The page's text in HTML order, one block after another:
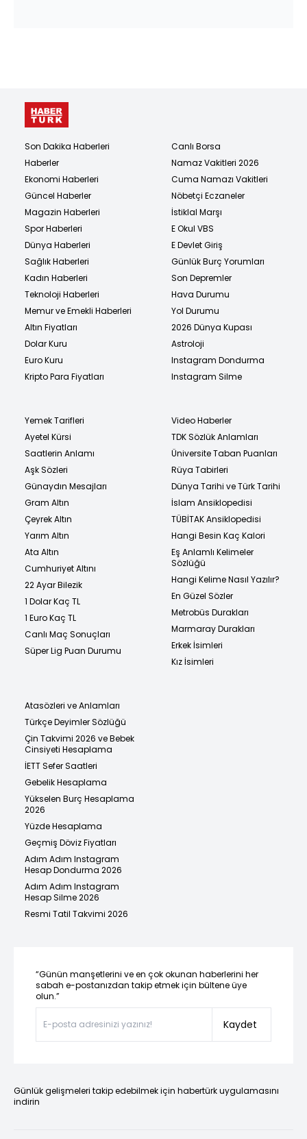
Son Dakika Haberleri
Haberler
Ekonomi Haberleri
Güncel Haberler
Magazin Haberleri
Spor Haberleri
Dünya Haberleri
Sağlık Haberleri
Kadın Haberleri
Teknoloji Haberleri
Memur ve Emekli Haberleri
Altın Fiyatları
Dolar Kuru
Euro Kuru
Kripto Para Fiyatları
Canlı Borsa
Namaz Vakitleri 2026
Cuma Namazı Vakitleri
Nöbetçi Eczaneler
İstiklal Marşı
E Okul VBS
E Devlet Giriş
Günlük Burç Yorumları
Son Depremler
Hava Durumu
Yol Durumu
2026 Dünya Kupası
Astroloji
Instagram Dondurma
Instagram Silme
Yemek Tarifleri
Ayetel Kürsi
Saatlerin Anlamı
Aşk Sözleri
Günaydın Mesajları
Gram Altın
Çeyrek Altın
Yarım Altın
Ata Altın
Cumhuriyet Altını
22 Ayar Bilezik
1 Dolar Kaç TL
1 Euro Kaç TL
Canlı Maç Sonuçları
Süper Lig Puan Durumu
Video Haberler
TDK Sözlük Anlamları
Üniversite Taban Puanları
Rüya Tabirleri
Dünya Tarihi ve Türk Tarihi
İslam Ansiklopedisi
TÜBİTAK Ansiklopedisi
Hangi Besin Kaç Kalori
Eş Anlamlı Kelimeler
Sözlüğü
Hangi Kelime Nasıl Yazılır?
En Güzel Sözler
Metrobüs Durakları
Marmaray Durakları
Erkek İsimleri
Kız İsimleri
Atasözleri ve Anlamları
Türkçe Deyimler Sözlüğü
Çin Takvimi 2026 ve Bebek
Cinsiyeti Hesaplama
İETT Sefer Saatleri
Gebelik Hesaplama
Yükselen Burç Hesaplama
2026
Yüzde Hesaplama
Geçmiş Döviz Fiyatları
Adım Adım Instagram
Hesap Dondurma 2026
Adım Adım Instagram
Hesap Silme 2026
Resmi Tatil Takvimi 2026
“Günün manşetlerini ve en çok okunan haberlerini her
sabah e-postanızdan takip etmek için bültene üye
olun.”
Kaydet
Günlük gelişmeleri takip edebilmek için habertürk uygulamasını
indirin